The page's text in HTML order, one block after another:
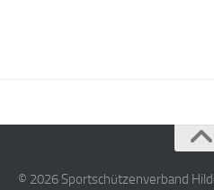
© 2026 Sportschützenverband